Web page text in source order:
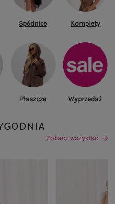
Spódnice Komplety
Płaszcze Wyprzedaż
Zobacz wszystko